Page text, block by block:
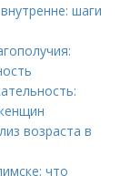
шаги
возраста в
что